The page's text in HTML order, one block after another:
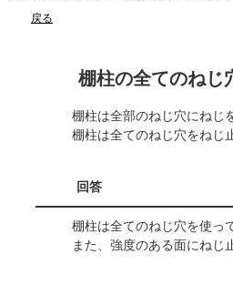
戻る
棚柱の全てのねじ
棚柱は全部のねじ穴にねじ
棚柱は全てのねじ穴をねじ
回答
棚柱は全てのねじ穴を使っ
また、強度のある面にね